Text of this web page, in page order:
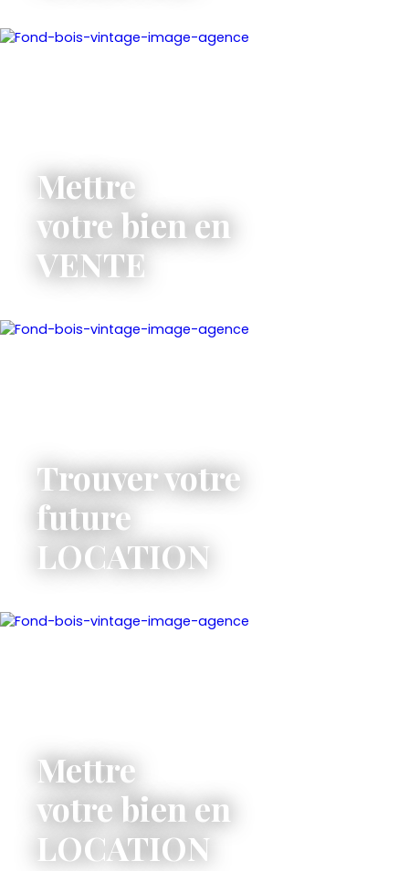
Mettre
votre bien en
VENTE
Trouver votre
future
LOCATION
Mettre
votre bien en
LOCATION